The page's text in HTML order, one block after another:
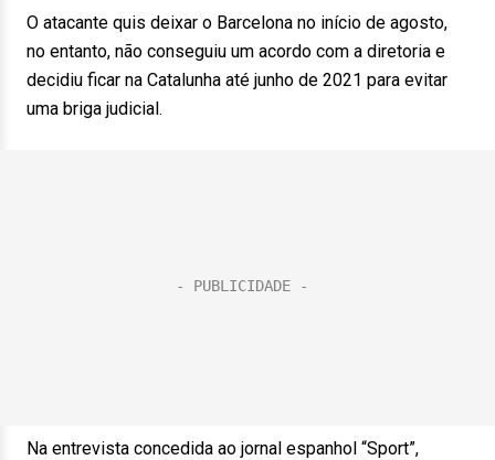
O atacante quis deixar o Barcelona no início de agosto,
no entanto, não conseguiu um acordo com a diretoria e
decidiu ficar na Catalunha até junho de 2021 para evitar
uma briga judicial.
Na entrevista concedida ao jornal espanhol “Sport”,